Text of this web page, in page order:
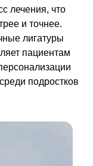
лечения, что
и точнее.
лигатуры
пациентам
подростков